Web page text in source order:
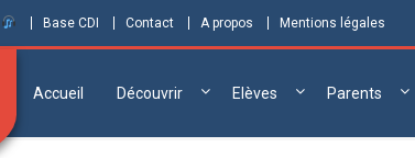
Base CDI Contact A propos Mentions légales
Accueil Découvrir Elèves Parents